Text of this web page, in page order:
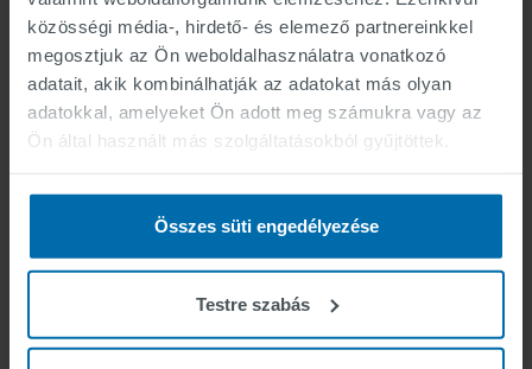
közösségi média-, hirdető- és elemező partnereinkkel
megosztjuk az Ön weboldalhasználatra vonatkozó
adatait, akik kombinálhatják az adatokat más olyan
adatokkal, amelyeket Ön adott meg számukra vagy az
Ön által használt más szolgáltatásokból gyűjtöttek.
Összes süti engedélyezése
Testre szabás